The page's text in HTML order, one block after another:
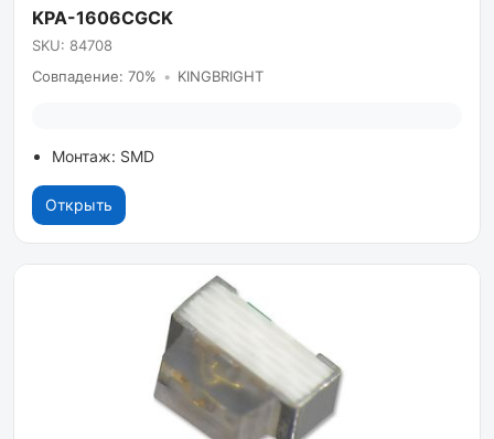
KPA-1606CGCK
SKU: 84708
Совпадение: 70% • KINGBRIGHT
Монтаж: SMD
Открыть